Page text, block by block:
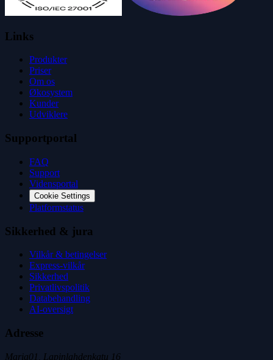
Links
Produkter
Priser
Om os
Økosystem
Kunder
Udviklere
Supportportal
FAQ
Support
Vidensportal
Cookie Settings
Platformstatus
Sikkerhed & jura
Vilkår & betingelser
Express-vilkår
Sikkerhed
Privatlivspolitik
Databehandling
AI-oversigt
Adresse
Maria01, Lapinlahdenkatu 16